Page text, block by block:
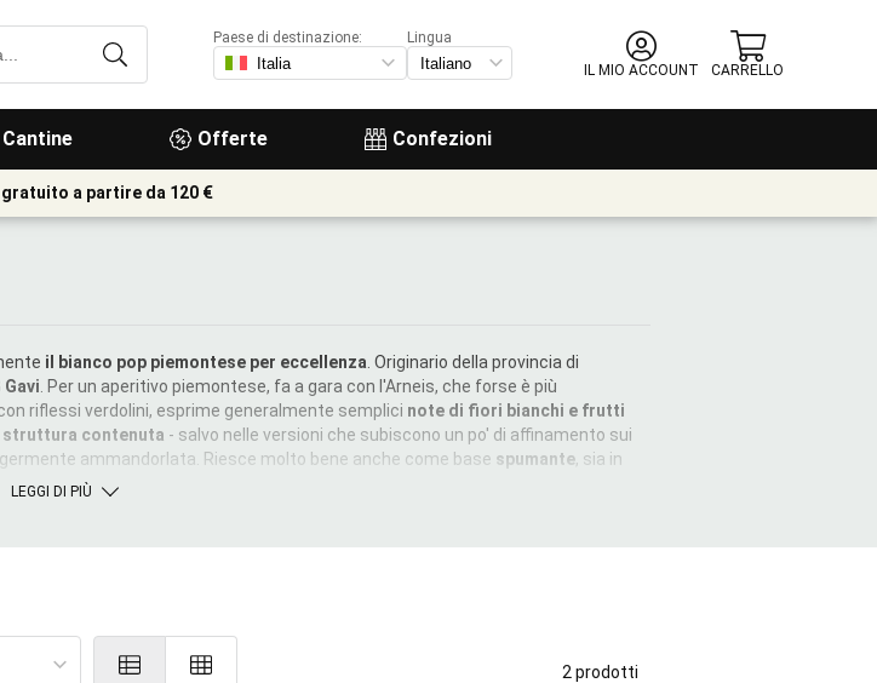
Cantine Offerte Confezioni
Paese di destinazione:
Lingua
IL MIO ACCOUNT
CARRELLO
a partire da 120 €
il bianco pop piemontese per eccellenza . Originario della provincia di
Gavi . Per un aperitivo piemontese, fa a gara con l'Arneis, che forse è più
con riflessi verdolini, esprime generalmente semplici note di fiori bianchi e frutti
struttura contenuta - salvo nelle versioni che subiscono un po' di affinamento sui
ammandorlata. Riesce molto bene anche come base spumante, sia in
LEGGI DI PIÙ
2 prodotti